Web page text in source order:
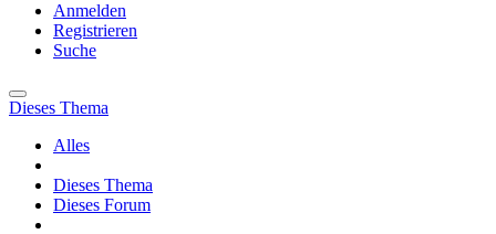
Anmelden
Registrieren
Suche
Dieses Thema
Alles
Dieses Thema
Dieses Forum